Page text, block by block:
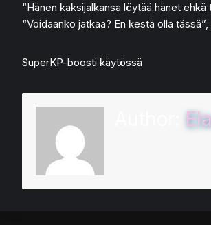
“Hänen kaksijalkansa löytää hänet
“Voidaanko jatkaa? En kestä olla
SuperKP-boosti käytössä